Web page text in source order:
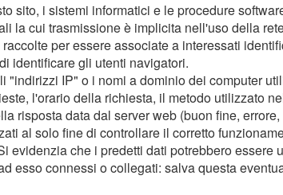
sito, i sistemi informatici e le procedure
la cui trasmissione è implicita nell'uso della
per essere associate a interessati
identificare gli utenti navigatori.
"indirizzi IP" o i nomi a dominio dei computer
l'orario della richiesta, il metodo utilizzato
risposta data dal server web (buon fine,
al solo fine di controllare il corretto
evidenzia che i predetti dati potrebbero
esso connessi o collegati: salva questa